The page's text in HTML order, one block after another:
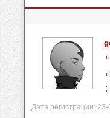
Дата регистрации: